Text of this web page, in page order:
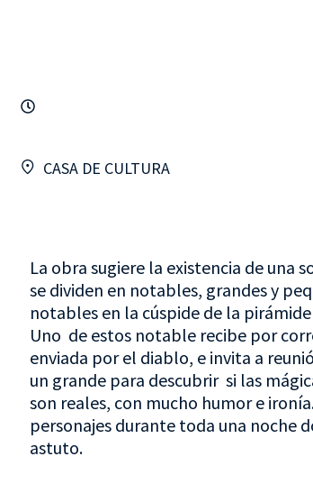
CASA DE CULTURA
La obra sugiere la existencia de una
se dividen en notables, grandes y
notables en la cúspide de la
Uno de estos notable recibe por
enviada por el diablo, e invita a
un grande para descubrir si las
son reales, con mucho humor e
personajes durante toda una noche
astuto.